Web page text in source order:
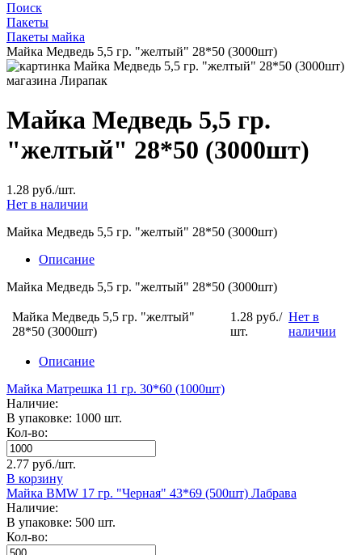
Поиск
Пакеты
Пакеты майка
Майка Медведь 5,5 гр. "желтый" 28*50 (3000шт)
Майка Медведь 5,5 гр.
"желтый" 28*50 (3000шт)
1.28 руб./шт.
Нет в наличии
Майка Медведь 5,5 гр. "желтый" 28*50 (3000шт)
Описание
Майка Медведь 5,5 гр. "желтый" 28*50 (3000шт)
Майка Медведь 5,5 гр. "желтый"
28*50 (3000шт)
1.28 руб./
шт.
Нет в
наличии
Описание
Майка Матрешка 11 гр. 30*60 (1000шт)
Наличие:
В упаковке: 1000 шт.
Кол-во:
2.77 руб./шт.
В корзину
Майка BMW 17 гр. "Черная" 43*69 (500шт) Лабрава
Наличие:
В упаковке: 500 шт.
Кол-во: